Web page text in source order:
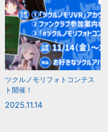
ツクルノモリフォトコンテス
ト開催！
2025.11.14